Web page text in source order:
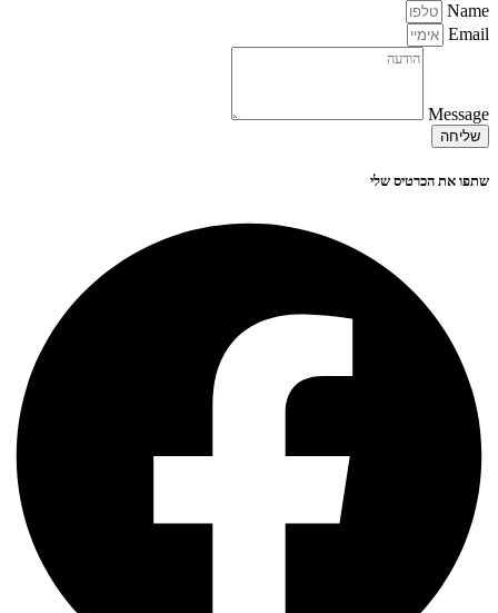
Name
Email
Message
שליחה
שתפו את הכרטיס שלי